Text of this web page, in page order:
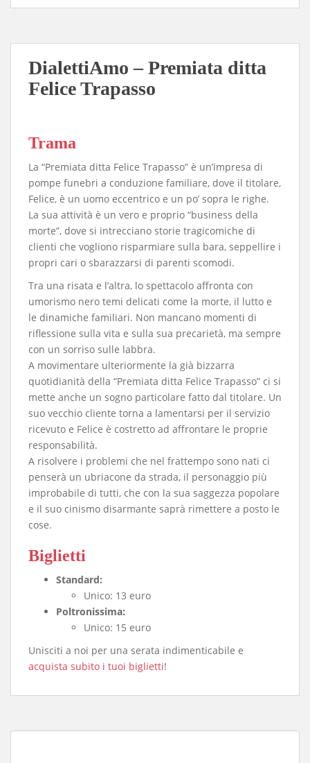
DialettiAmo – Premiata ditta
Felice Trapasso
Trama
La “Premiata ditta Felice Trapasso” è un’impresa di
pompe funebri a conduzione familiare, dove il titolare,
Felice, è un uomo eccentrico e un po’ sopra le righe.
La sua attività è un vero e proprio “business della
morte”, dove si intrecciano storie tragicomiche di
clienti che vogliono risparmiare sulla bara, seppellire i
propri cari o sbarazzarsi di parenti scomodi.
Tra una risata e l’altra, lo spettacolo affronta con
umorismo nero temi delicati come la morte, il lutto e
le dinamiche familiari. Non mancano momenti di
riflessione sulla vita e sulla sua precarietà, ma sempre
con un sorriso sulle labbra.
A movimentare ulteriormente la già bizzarra
quotidianità della “Premiata ditta Felice Trapasso” ci si
mette anche un sogno particolare fatto dal titolare. Un
suo vecchio cliente torna a lamentarsi per il servizio
ricevuto e Felice è costretto ad affrontare le proprie
responsabilità.
A risolvere i problemi che nel frattempo sono nati ci
penserà un ubriacone da strada, il personaggio più
improbabile di tutti, che con la sua saggezza popolare
e il suo cinismo disarmante saprà rimettere a posto le
cose.
Biglietti
Standard:
Unico: 13 euro
Poltronissima:
Unico: 15 euro
Unisciti a noi per una serata indimenticabile e
acquista subito i tuoi biglietti!